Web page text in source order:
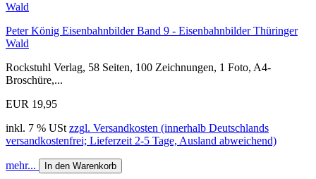
Peter König Eisenbahnbilder Band 9 - Eisenbahnbilder Thüringer
Wald
Rockstuhl Verlag, 58 Seiten, 100 Zeichnungen, 1 Foto, A4-
Broschüre,...
EUR 19,95
inkl. 7 % USt zzgl. Versandkosten (innerhalb Deutschlands
versandkostenfrei; Lieferzeit 2-5 Tage, Ausland abweichend)
mehr... In den Warenkorb